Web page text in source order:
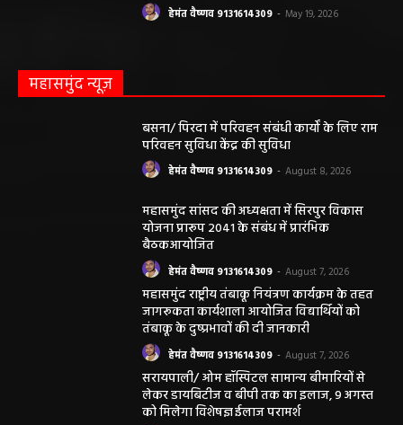
हेमंत वैष्णव 9131614309 - May 19, 2026
महासमुंद न्यूज़
बसना/ पिरदा में परिवहन संबंधी कार्यों के लिए राम
परिवहन सुविधा केंद्र की सुविधा
हेमंत वैष्णव 9131614309 - August 8, 2026
महासमुंद सांसद की अध्यक्षता में सिरपुर विकास
योजना प्रारूप 2041 के संबंध में प्रारंभिक
बैठकआयोजित
हेमंत वैष्णव 9131614309 - August 7, 2026
महासमुंद राष्ट्रीय तंबाकू नियंत्रण कार्यक्रम के तहत
जागरूकता कार्यशाला आयोजित विद्यार्थियों को
तंबाकू के दुष्प्रभावों की दी जानकारी
हेमंत वैष्णव 9131614309 - August 7, 2026
सरायपाली/ ओम हॉस्पिटल सामान्य बीमारियों से
लेकर डायबिटीज व बीपी तक का इलाज, 9 अगस्त
को मिलेगा विशेषज्ञ ईलाज परामर्श